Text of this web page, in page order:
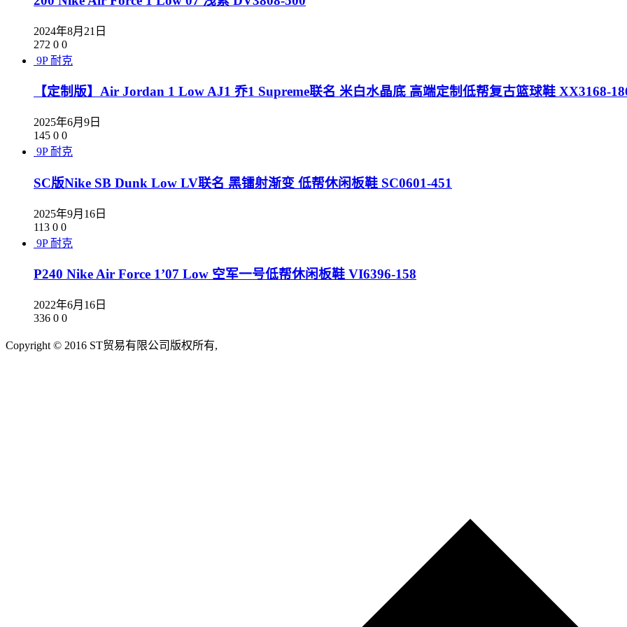
2024年8月21日
272 0 0
9P 耐克
【定制版】Air Jordan 1 Low AJ1 乔1 Supreme联名 米白水晶底 高端定制低帮复古篮球鞋 XX3168-
2025年6月9日
145 0 0
9P 耐克
SC版Nike SB Dunk Low LV联名 黑镭射渐变 低帮休闲板鞋 SC0601-451
2025年9月16日
113 0 0
9P 耐克
P240 Nike Air Force 1’07 Low 空军一号低帮休闲板鞋 VI6396-158
2022年6月16日
336 0 0
Copyright © 2016 ST贸易有限公司版权所有,